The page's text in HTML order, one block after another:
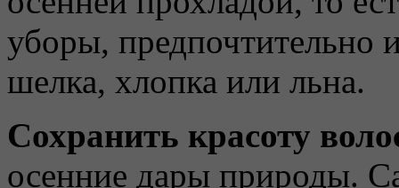
уборы, предпочтительно
шелка, хлопка или льна.
Сохранить красоту
осенние дары природы.